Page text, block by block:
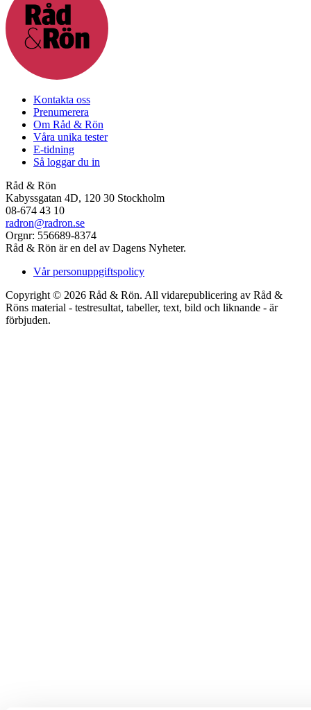
Kontakta oss
Prenumerera
Om Råd & Rön
Våra unika tester
E-tidning
Så loggar du in
Råd & Rön
Kabyssgatan 4D, 120 30 Stockholm
08-674 43 10
radron@radron.se
Orgnr: 556689-8374
Råd & Rön är en del av Dagens Nyheter.
Vår personuppgiftspolicy
Copyright © 2026 Råd & Rön. All vidarepublicering av Råd &
Röns material - testresultat, tabeller, text, bild och liknande - är
förbjuden.